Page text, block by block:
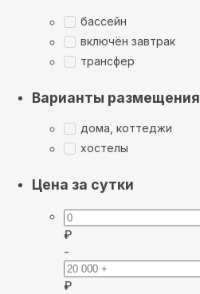
бассейн
включён завтрак
трансфер
Варианты размещения
дома, коттеджи
хостелы
Цена за сутки
₽
-
₽